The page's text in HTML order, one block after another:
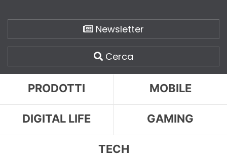
Newsletter
Cerca
PRODOTTI MOBILE
DIGITAL LIFE GAMING
TECH